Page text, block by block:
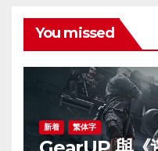
You missed
新着 繁体字